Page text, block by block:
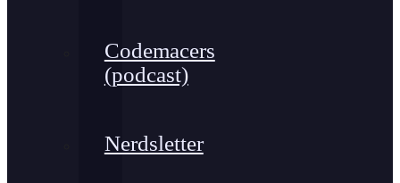
Codemacers
(podcast)
Nerdsletter